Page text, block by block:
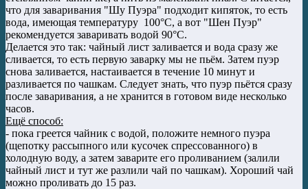
что для заваривания "Шу Пуэра" подходит кипяток, то есть
вода, имеющая температуру 100°С, а вот "Шен Пуэр"
рекомендуется заваривать водой 90°С.
Делается это так: чайный лист заливается и вода сразу же
сливается, то есть первую заварку мы не пьём. Затем пуэр
снова заливается, настаивается в течение 10 минут и
разливается по чашкам. Следует знать, что пуэр пьётся сразу
после заваривания, а не хранится в готовом виде несколько
часов.
Ещё способ:
- пока греется чайник с водой, положите немного пуэра
(щепотку рассыпного или кусочек спрессованного) в
холодную воду, а затем заварите его проливанием (залили
чайный лист и тут же разлили чай по чашкам). Хороший чай
можно проливать до 15 раз.